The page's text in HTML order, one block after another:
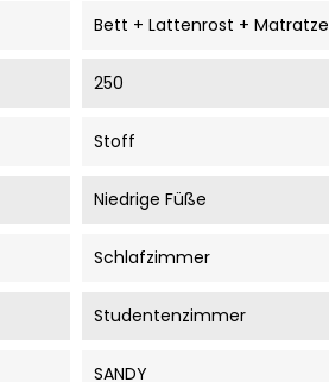
Bett + Lattenrost + Matratze
250
Stoff
Niedrige Füße
Schlafzimmer
Studentenzimmer
SANDY